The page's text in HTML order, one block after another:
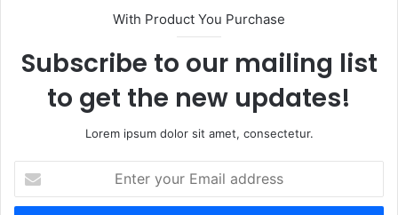
With Product You Purchase
Subscribe to our mailing list
to get the new updates!
Lorem ipsum dolor sit amet, consectetur.
your
Email